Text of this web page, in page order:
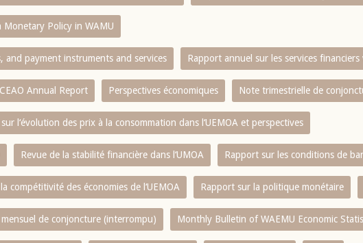
Monetary Policy in WAMU
and payment instruments and services Rapport annuel sur les services
Annual Report Perspectives économiques Note trimestrielle de
l‘évolution des prix à la consommation dans l‘UEMOA et perspectives
Revue de la stabilité financière dans l‘UMOA Rapport sur les conditions de
compétitivité des économies de l‘UEMOA Rapport sur la politique monétaire
de conjoncture (interrompu) Monthly Bulletin of WAEMU Economic